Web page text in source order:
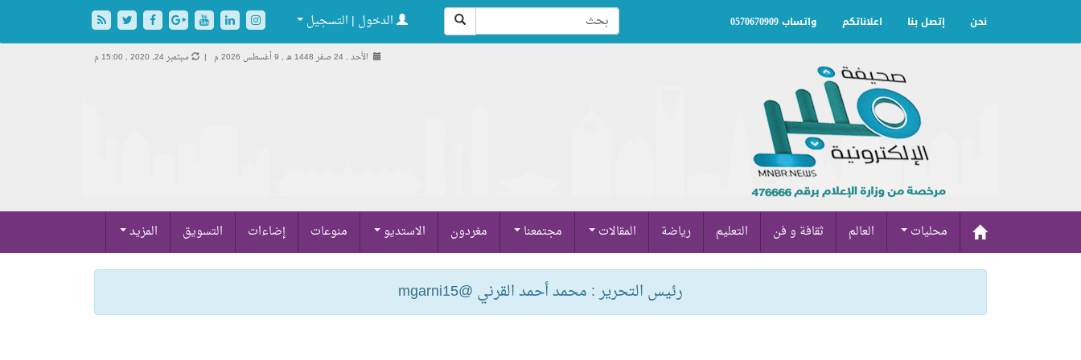
نحن إتصل بنا اعلاناتكم واتساب 0570670909 الدخول | التسجيل
الأحد , 24 صفر 1448 هـ , 9 أغسطس 2026 م | سبتمبر 24, 2020 , 15:00 م
محليات العالم ثقافة و فن التعليم رياضة المقالات مجتمعنا مغردون الاستديو منوعات إضاءات التسويق المزيد
رئيس التحرير : محمد أحمد القرني @mgarni15